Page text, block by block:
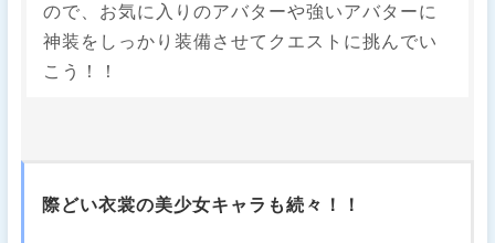
ので、お気に入りのアバターや強いアバターに
神装をしっかり装備させてクエストに挑んでい
こう！！
際どい衣裳の美少女キャラも続々！！